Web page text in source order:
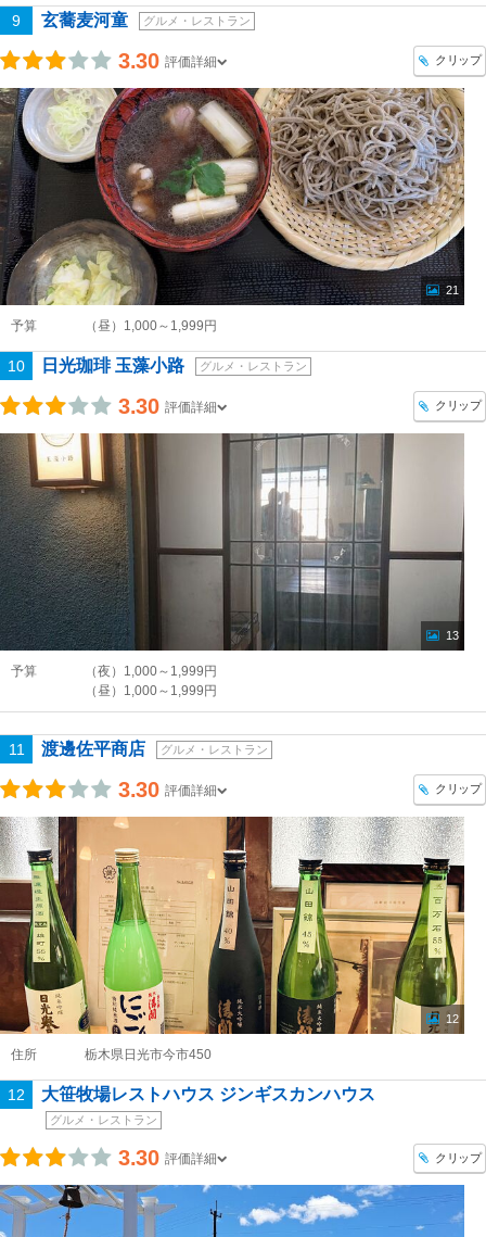
9 玄蕎麦河童 グルメ・レストラン
3.30 評価詳細 クリップ
21
予算 （昼）1,000～1,999円
10 日光珈琲 玉藻小路 グルメ・レストラン
3.30 評価詳細 クリップ
13
予算
（夜）1,000～1,999円
（昼）1,000～1,999円
11 渡邊佐平商店 グルメ・レストラン
3.30 評価詳細 クリップ
12
住所 栃木県日光市今市450
12 大笹牧場レストハウス ジンギスカンハウス
グルメ・レストラン
3.30 評価詳細 クリップ